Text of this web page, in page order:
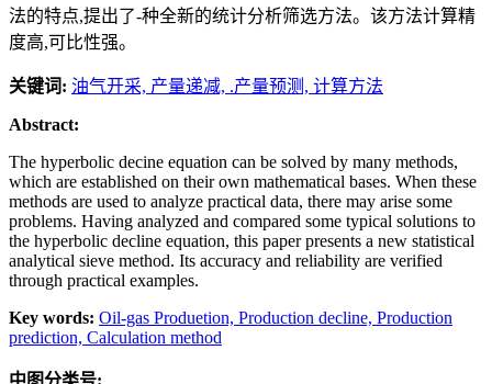
法的特点,提出了-种全新的统计分析筛选方法。该方法计算精
度高,可比性强。
关键词: 油气开采, 产量递减, .产量预测, 计算方法
Abstract:
The hyperbolic decine equation can be solved by many methods,
which are established on their own mathematical bases. When these
methods are used to analyze practical data, there may arise some
problems. Having analyzed and compared some typical solutions to
the hyperbolic decline equation, this paper presents a new statistical
analytical sieve method. Its accuracy and reliability are verified
through practical examples.
Key words: Oil-gas Produetion, Production decline, Production
prediction, Calculation method
中图分类号: